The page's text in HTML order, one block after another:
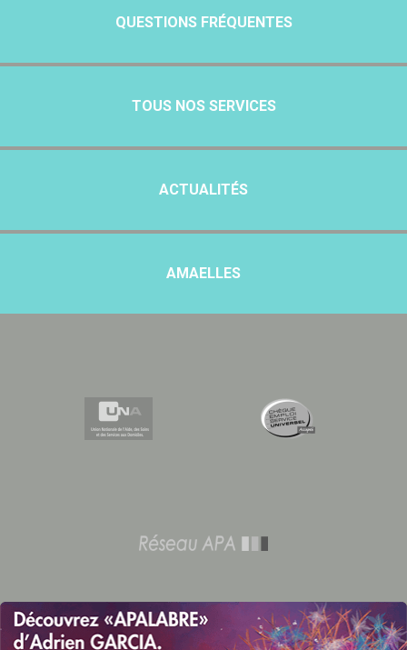
QUESTIONS FRÉQUENTES
TOUS NOS SERVICES
ACTUALITÉS
AMAELLES